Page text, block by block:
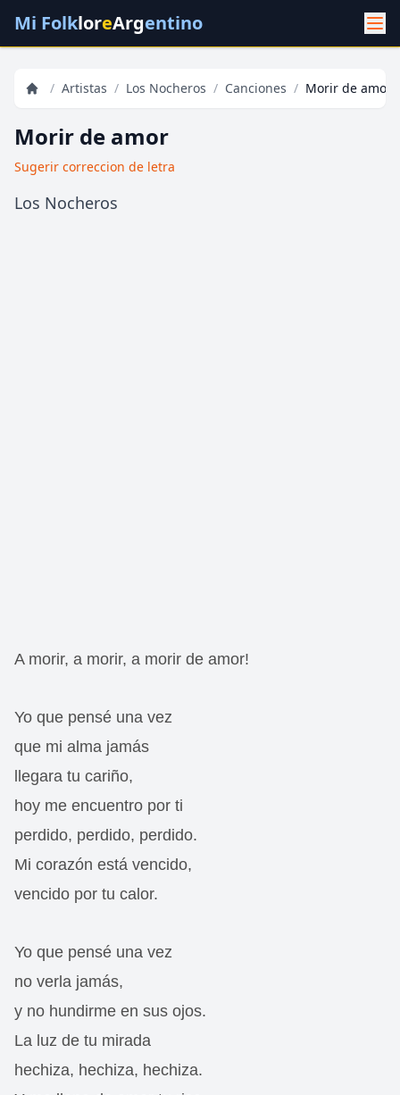
Mi FolkloreArgentino
/ Artistas / Los Nocheros / Canciones / Morir de amor
Morir de amor
Sugerir correccion de letra
Los Nocheros
A morir, a morir, a morir de amor!
Yo que pensé una vez
que mi alma jamás
llegara tu cariño,
hoy me encuentro por ti
perdido, perdido, perdido.
Mi corazón está vencido,
vencido por tu calor.
Yo que pensé una vez
no verla jamás,
y no hundirme en sus ojos.
La luz de tu mirada
hechiza, hechiza, hechiza.